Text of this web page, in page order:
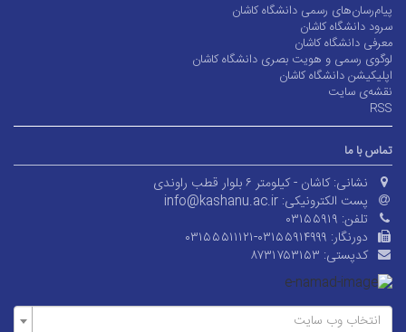
پیام‌رسان‌های رسمی دانشگاه کاشان
سرود دانشگاه کاشان
معرفی دانشگاه کاشان
لوگوی رسمی و هویت بصری دانشگاه کاشان
اپلیکیشن دانشگاه کاشان
نقشه‌ی سایت
RSS
تماس با ما
نشانی: کاشان - کیلومتر ۶ بلوار قطب راوندی
پست الکترونیکی: info@kashanu.ac.ir
تلفن: ۰۳۱۵۵۹۱۹
دورنگار: ۰۳۱۵۵۵۱۱۱۲۱-۰۳۱۵۵۹۱۴۹۹۹
کدپستی: ۸۷۳۱۷۵۳۱۵۳
انتخاب وب سایت